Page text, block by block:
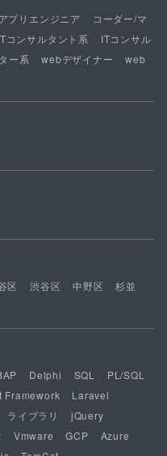
プリエンジニア
コーダー/マ
コンサルタント系
ITコンサル
ー系 webデザイナー
web
区 渋谷区 中野区
杉並
Delphi SQL
PL/SQL
Framework
Laravel
ライブラリ
jQuery
Vmware GCP
Azure